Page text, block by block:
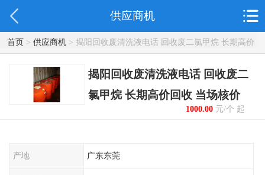
供应商机
首页> 供应商机> 揭阳回收废清洗液电话 回收废二氯甲烷 长期高价
回收 当场核价
揭阳回收废清洗液电话 回收废二
氯甲烷 长期高价回收 当场核价
1000.00元/个 起
产地 广东东莞